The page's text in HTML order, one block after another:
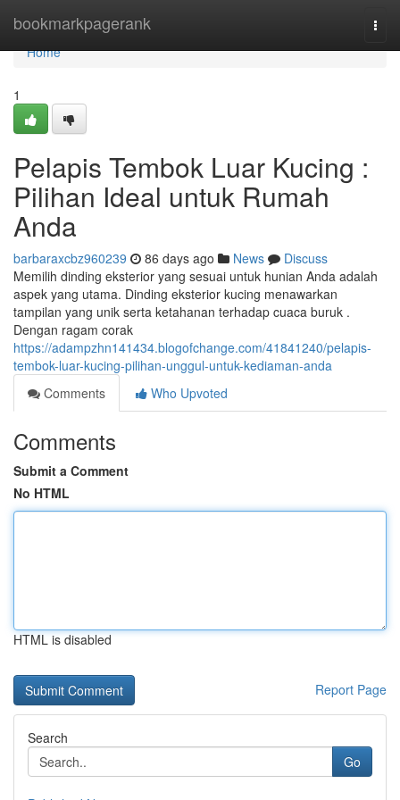
bookmarkpagerank
Home
Home
1
Pelapis Tembok Luar Kucing :
Pilihan Ideal untuk Rumah
Anda
barbaraxcbz960239 86 days ago News
Discuss
Memilih dinding eksterior yang sesuai untuk hunian Anda adalah
aspek yang utama. Dinding eksterior kucing menawarkan
tampilan yang unik serta ketahanan terhadap cuaca buruk .
Dengan ragam corak
https://adampzhn141434.blogofchange.com/41841240/pelapis-
tembok-luar-kucing-pilihan-unggul-untuk-kediaman-anda
Comments
Who Upvoted
Comments
Submit a Comment
No HTML
HTML is disabled
Report Page
Search
Go